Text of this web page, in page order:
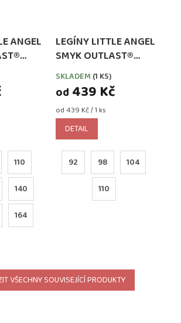
ANGEL
110
140
164
LEGÍNY LITTLE ANGEL
SMYK OUTLAST®
SCARLET
SKLADEM (1 KS)
od 439 Kč
Měrná
cena:
od 439 Kč / 1 ks
DETAIL
92 98 104
110
VŠECHNY SOUVISEJÍCÍ PRODUKTY